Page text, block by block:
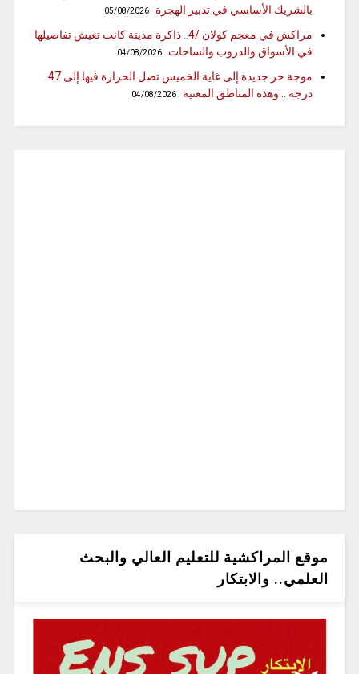
بالشريك الأساسي في تدبير الهجرة
05/08/2026
مراكش في معجم كولان /4.. ذاكرة مدينة كانت تعيش تفاصيلها
في الأسواق والدروب والساحات
04/08/2026
موجة حر جديدة إلى غاية الخميس تصل الحرارة فيها إلى 47
درجة .. وهذه المناطق المعنية
04/08/2026
موقع المراكشية للتعليم العالي والبحث
العلمي.. والابتكار